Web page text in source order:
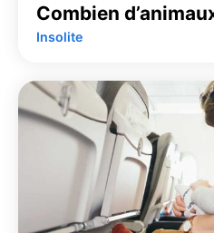
Combien
Insolite